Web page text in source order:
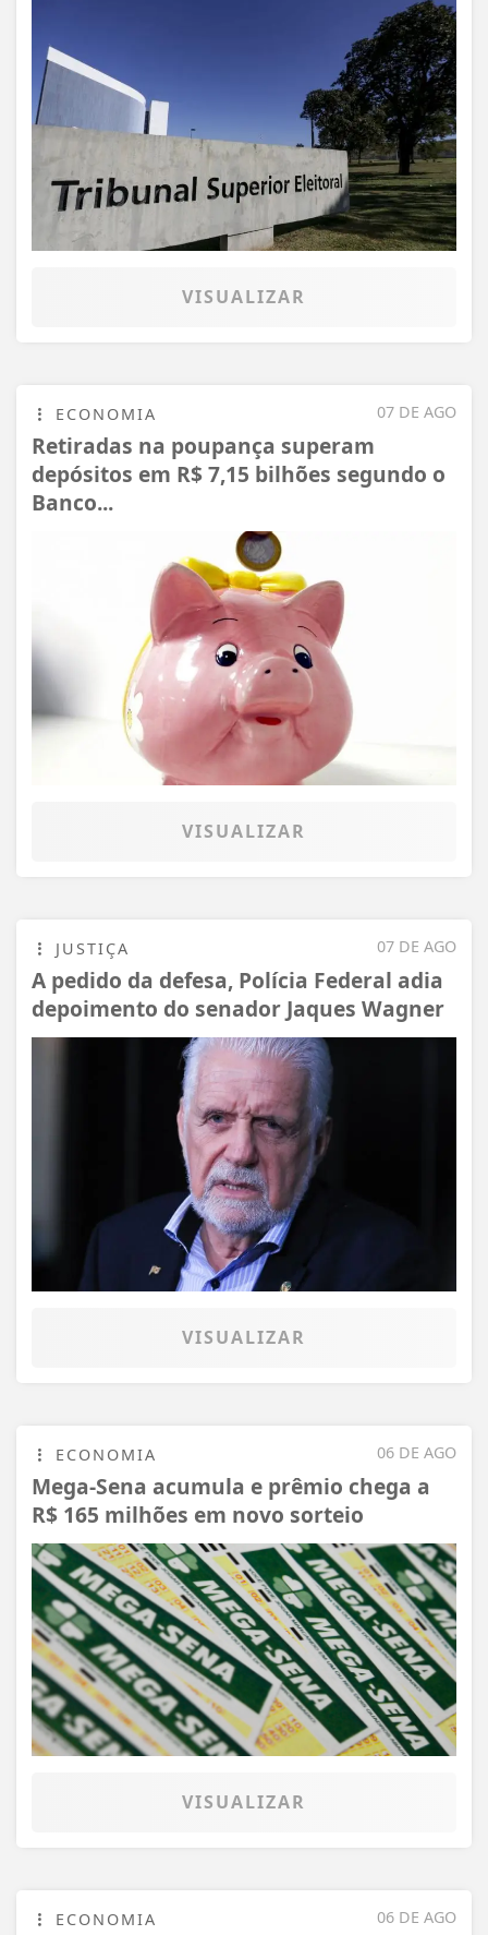
VISUALIZAR
07 DE AGO
ECONOMIA
Retiradas na poupança superam
depósitos em R$ 7,15 bilhões segundo o
Banco...
VISUALIZAR
07 DE AGO
JUSTIÇA
A pedido da defesa, Polícia Federal adia
depoimento do senador Jaques Wagner
VISUALIZAR
06 DE AGO
ECONOMIA
Mega-Sena acumula e prêmio chega a
R$ 165 milhões em novo sorteio
VISUALIZAR
06 DE AGO
ECONOMIA